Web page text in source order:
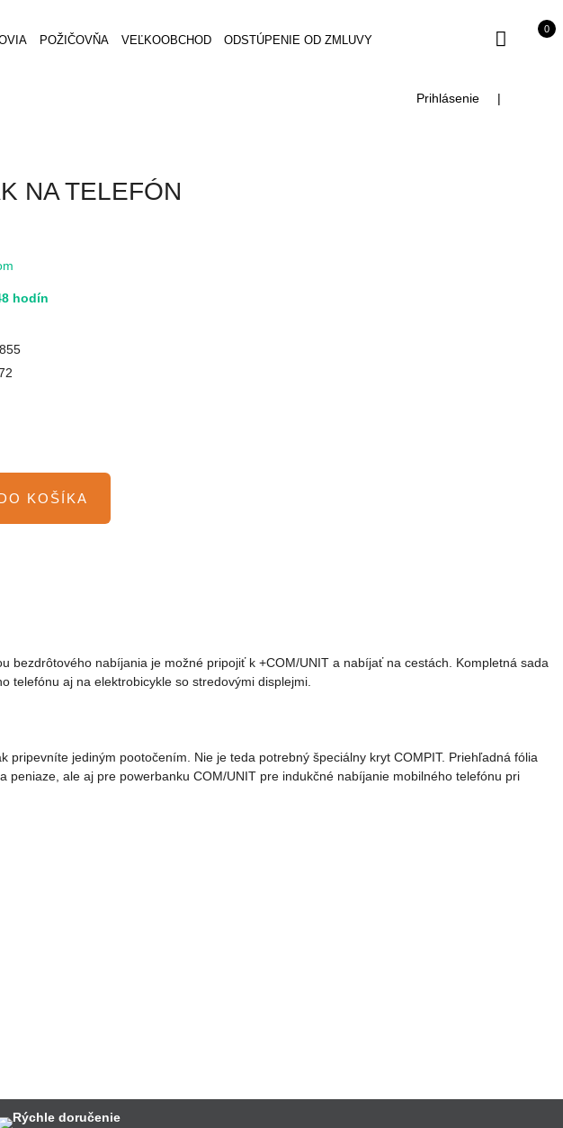
POŽIČOVŇA VEĽKOOBCHOD ODSTÚPENIE OD ZMLUVY
0
Prihlásenie
NA TELEFÓN
hodín
bezdrôtového nabíjania je možné pripojiť k +COM/UNIT a nabíjať na cestách. Kompletná sada
telefónu aj na elektrobicykle so stredovými displejmi.
jediným pootočením. Nie je teda potrebný špeciálny kryt COMPIT. Priehľadná fólia
ale aj pre powerbanku COM/UNIT pre indukčné nabíjanie mobilného telefónu pri
Rýchle doručenie